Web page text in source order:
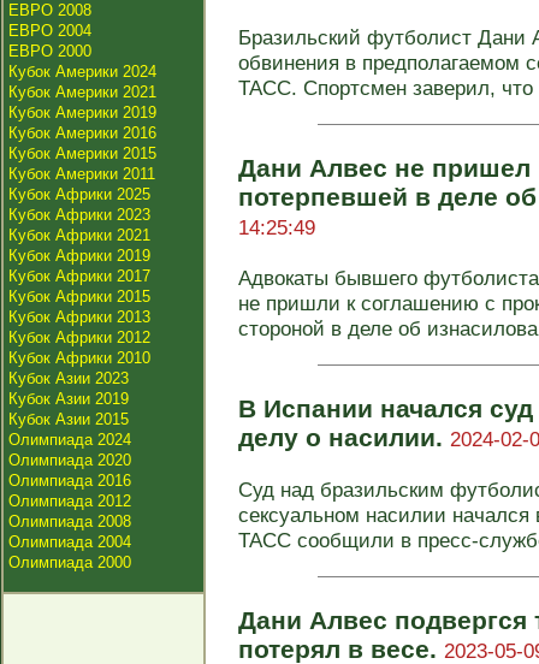
ЕВРО 2008
ЕВРО 2004
ЕВРО 2000
Кубок Америки 2024
Кубок Америки 2021
Кубок Америки 2019
Кубок Америки 2016
Кубок Америки 2015
Кубок Америки 2011
Кубок Африки 2025
Кубок Африки 2023
Кубок Африки 2021
Кубок Африки 2019
Кубок Африки 2017
Кубок Африки 2015
Кубок Африки 2013
Кубок Африки 2012
Кубок Африки 2010
Кубок Азии 2023
Кубок Азии 2019
Кубок Азии 2015
Олимпиада 2024
Олимпиада 2020
Олимпиада 2016
Олимпиада 2012
Олимпиада 2008
Олимпиада 2004
Олимпиада 2000
Бразильский футболист Дани
обвинения в предполагаемом
ТАСС. Спортсмен заверил, что
Дани Алвес не пришел
потерпевшей в деле
14:25:49
Адвокаты бывшего
не пришли к соглашению с
стороной в деле об
В Испании начался
делу о насилии. 2024-02-
Суд над бразильским
сексуальном насилии
ТАСС сообщили в пресс-
Дани Алвес подвергся
потерял в весе. 2023-05-